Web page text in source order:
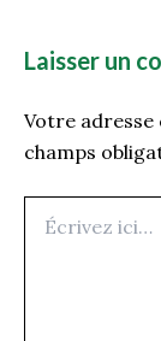
Laisser un
Votre adresse
champs
ici…